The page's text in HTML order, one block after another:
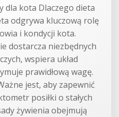
dla kota Dlaczego dieta
odgrywa kluczową rolę
i kondycji kota.
dostarcza niezbędnych
wspiera układ
prawidłową wagę.
jest, aby zapewnić
posiłki o stałych
żywienia obejmują